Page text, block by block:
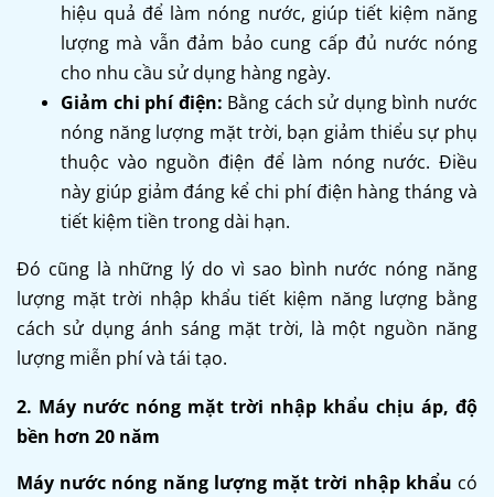
hiệu quả để làm nóng nước, giúp tiết kiệm năng
lượng mà vẫn đảm bảo cung cấp đủ nước nóng
cho nhu cầu sử dụng hàng ngày.
Giảm chi phí điện: Bằng cách sử dụng bình nước
nóng năng lượng mặt trời, bạn giảm thiểu sự phụ
thuộc vào nguồn điện để làm nóng nước. Điều
này giúp giảm đáng kể chi phí điện hàng tháng và
tiết kiệm tiền trong dài hạn.
Đó cũng là những lý do vì sao bình nước nóng năng
lượng mặt trời nhập khẩu tiết kiệm năng lượng bằng
cách sử dụng ánh sáng mặt trời, là một nguồn năng
lượng miễn phí và tái tạo.
2. Máy nước nóng mặt trời nhập khẩu chịu áp, độ
bền hơn 20 năm
Máy nước nóng năng lượng mặt trời nhập khẩu có